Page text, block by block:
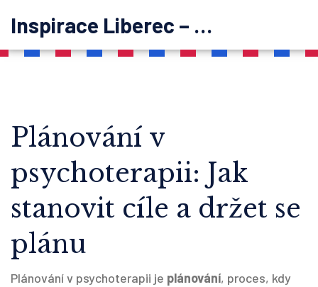
Inspirace Liberec – psychoterapie
Plánování v
psychoterapii: Jak
stanovit cíle a držet se
plánu
Plánování v psychoterapii je plánování, proces, kdy